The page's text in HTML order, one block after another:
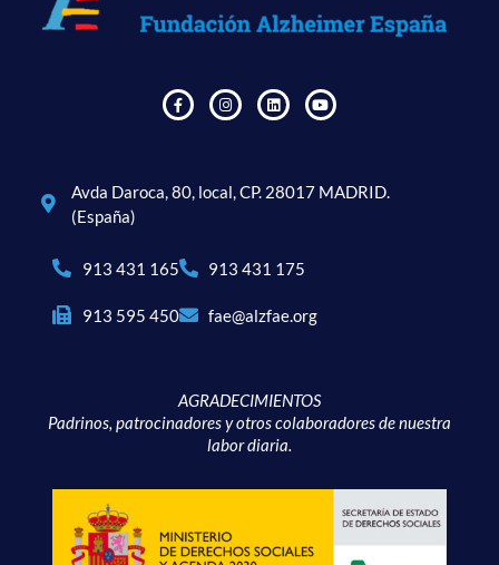
Avda Daroca, 80, local, CP. 28017 MADRID.
(España)
913 431 165 913 431 175
913 595 450 fae@alzfae.org
AGRADECIMIENTOS
Padrinos, patrocinadores y otros colaboradores de nuestra
labor diaria.